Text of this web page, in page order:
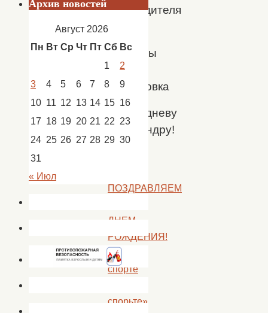
руководителя
культуры
с.
Сокрутовка
Подледневу
Александру!
ПОЗДРАВЛЯЕМ
ДНЕМ
РОЖДЕНИЯ!
«О
спорте
спорьте»
Архив новостей
Август 2026
Пн Вт Ср Чт Пт Сб Вс
1
2
3
4 5 6 7 8
9
10 11 12 13 14 15 16
17 18 19 20 21 22 23
24 25 26 27 28 29 30
31
« Июл